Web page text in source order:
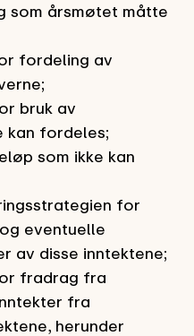
som årsmøtet måtte
fordeling av
bruk av
kan fordeles;
som ikke kan
for
eventuelle
av disse inntektene;
fradrag fra
fra
herunder